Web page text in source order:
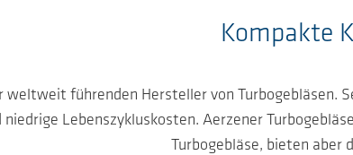
Kompakte
weltweit führenden Hersteller von Turbogebläsen.
Lebenszykluskosten. Aerzener
Turbogebläse, bieten aber